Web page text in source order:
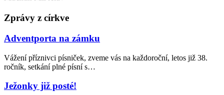
Zprávy z církve
Adventporta na zámku
Vážení příznivci písniček, zveme vás na každoroční, letos již 38.
ročník, setkání plné písní s…
Ježonky již posté!